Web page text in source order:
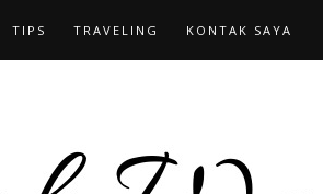
TIPS TRAVELING KONTAK SAYA